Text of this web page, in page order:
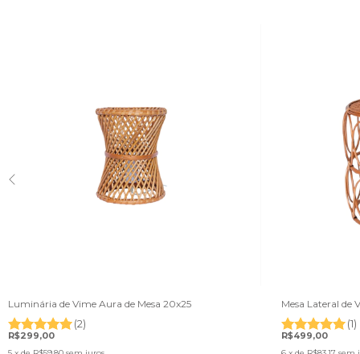
Luminária de Vime Aura de Mesa 20x25
(2)
R$299,00
Mesa Lateral de
(1)
R$499,00